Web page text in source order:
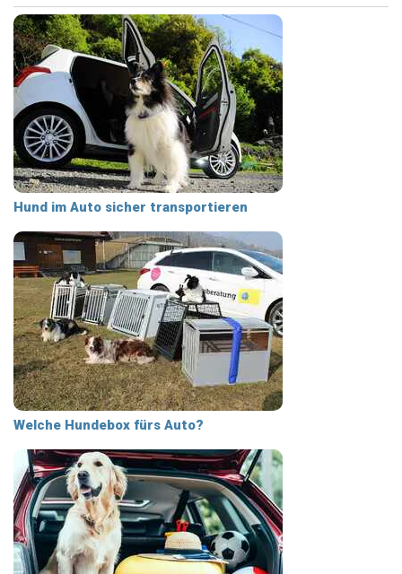
Hund im Auto sicher transportieren
Welche Hundebox fürs Auto?